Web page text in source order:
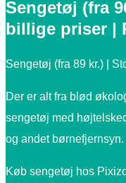
Sengetøj (fra
billige priser |
Sengetøj (fra 89 kr.) |
Der er alt fra blød
sengetøj med
og andet børnefjernsyn.
Køb sengetøj hos